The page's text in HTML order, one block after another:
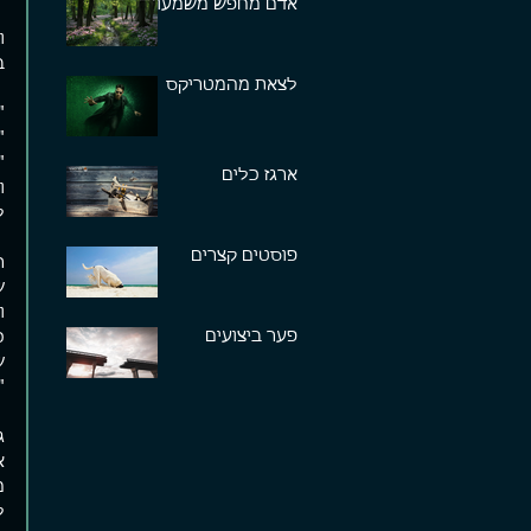
אדם מחפש משמעות
לצאת מהמטריקס
ארגז כלים
פוסטים קצרים
פער ביצועים